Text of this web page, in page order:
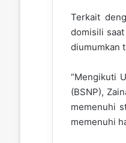
Terkait
domisili
diumumkan
“Mengikuti
(BSNP),
memenuhi
memenuhi